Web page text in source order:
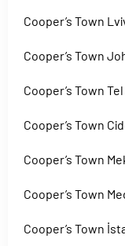
Cooper’s Town
Cooper’s Town
Cooper’s Town
Cooper’s Town
Cooper’s Town
Cooper’s Town
Cooper’s Town